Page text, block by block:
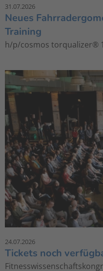
31.07.2026
Neues
Training
h/p/cosmos torqualizer®
24.07.2026
Tickets noch